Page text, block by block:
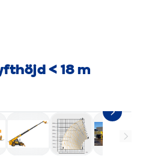
< 18 m